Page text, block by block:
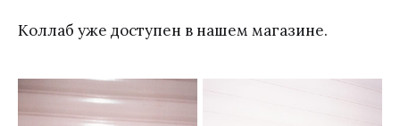
Коллаб уже доступен в нашем магазине.